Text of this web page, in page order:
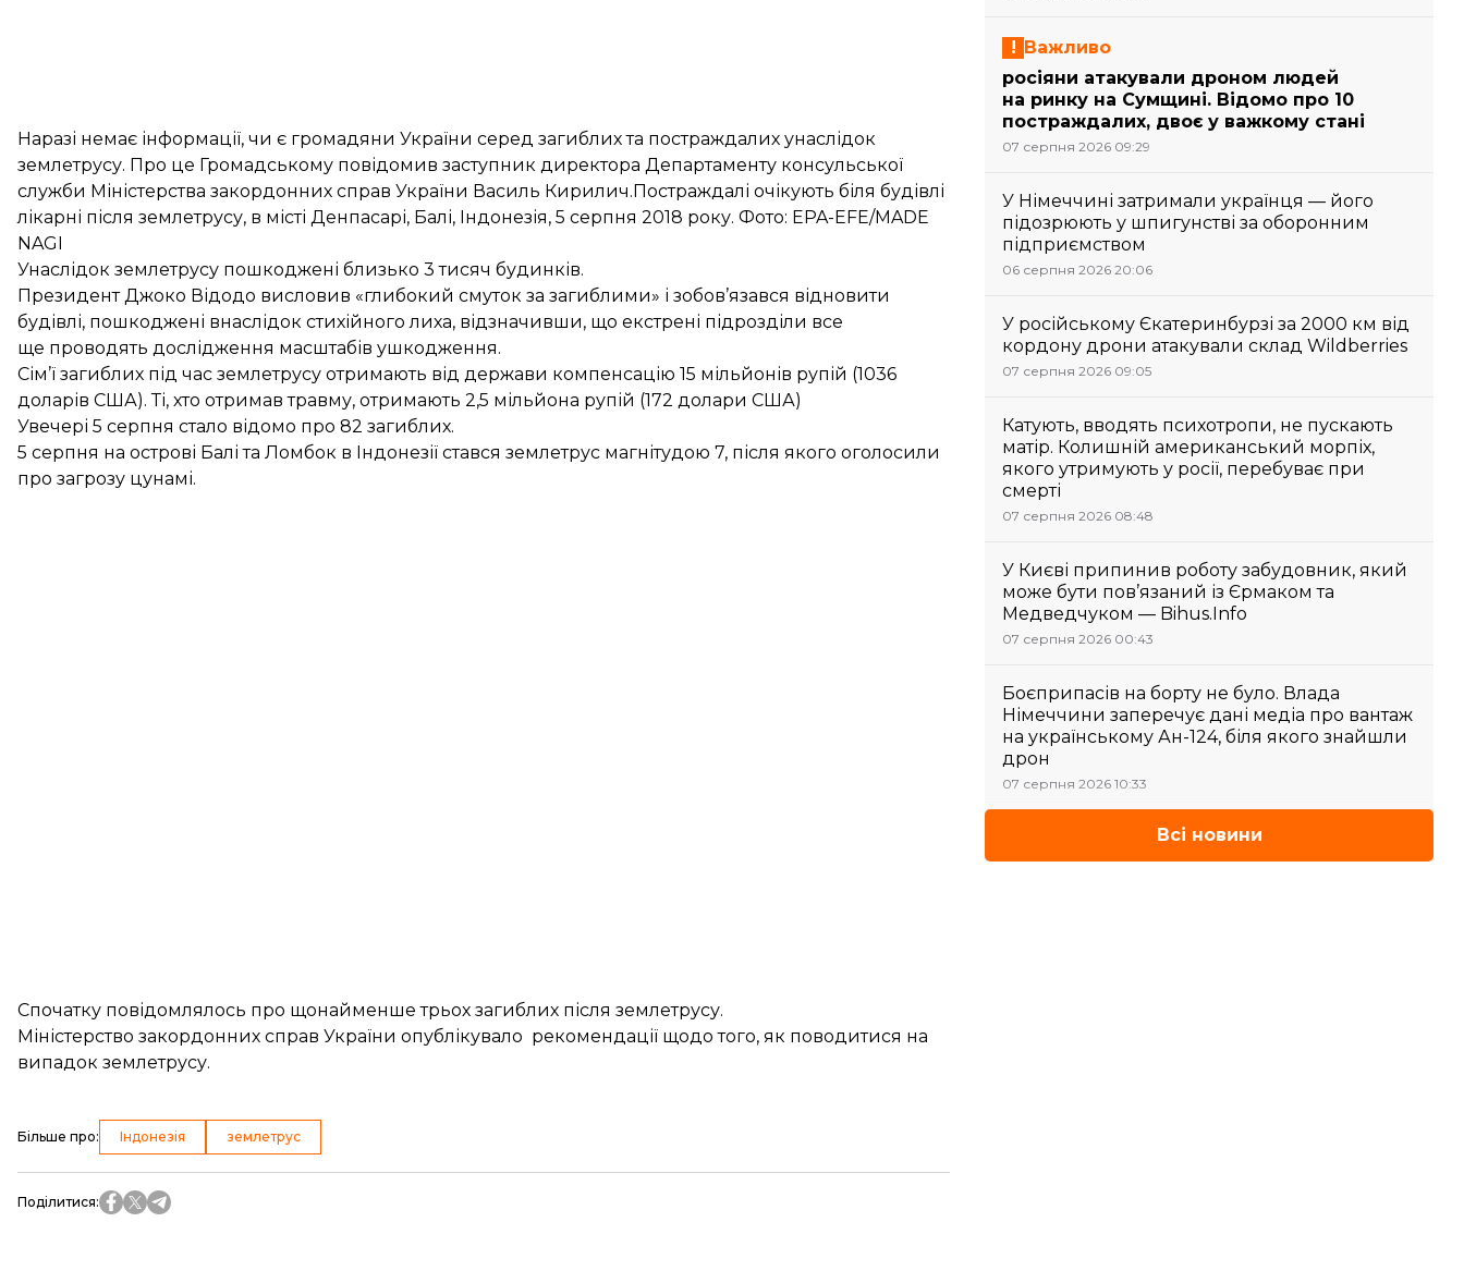
Наразі немає інформації, чи є громадяни України серед загиблих та постраждалих унаслідок
землетрусу. Про це Громадському повідомив заступник директора Департаменту консульської
служби Міністерства закордонних справ України Василь Кирилич.Постраждалі очікують біля будівлі
лікарні після землетрусу, в місті Денпасарі, Балі, Індонезія, 5 серпня 2018 року. Фото: EPA-EFE/MADE
NAGI
Унаслідок землетрусу пошкоджені близько 3 тисяч будинків.
Президент Джоко Відодо висловив «глибокий смуток за загиблими» і зобов’язався відновити
будівлі, пошкоджені внаслідок стихійного лиха, відзначивши, що екстрені підрозділи все
ще проводять дослідження масштабів ушкодження.
Сім’ї загиблих під час землетрусу отримають від держави компенсацію 15 мільйонів рупій (1036
доларів США). Ті, хто отримав травму, отримають 2,5 мільйона рупій (172 долари США)
Увечері 5 серпня стало відомо про 82 загиблих.
5 серпня на острові Балі та Ломбок в Індонезії стався землетрус магнітудою 7, після якого оголосили
про загрозу цунамі.
Спочатку повідомлялось про щонайменше трьох загиблих після землетрусу.
Міністерство закордонних справ України опублікувало рекомендації щодо того, як поводитися на
випадок землетрусу.
Більше про: Індонезія землетрус
Поділитися:
Важливо
росіяни атакували дроном людей
на ринку на Сумщині. Відомо про 10
постраждалих, двоє у важкому стані
07 серпня 2026 09:29
У Німеччині затримали українця — його
підозрюють у шпигунстві за оборонним
підприємством
06 серпня 2026 20:06
У російському Єкатеринбурзі за 2000 км від
кордону дрони атакували склад Wildberries
07 серпня 2026 09:05
Катують, вводять психотропи, не пускають
матір. Колишній американський морпіх,
якого утримують у росії, перебуває при
смерті
07 серпня 2026 08:48
У Києві припинив роботу забудовник, який
може бути пов’язаний із Єрмаком та
Медведчуком — Bihus.Info
07 серпня 2026 00:43
Боєприпасів на борту не було. Влада
Німеччини заперечує дані медіа про вантаж
на українському Ан-124, біля якого знайшли
дрон
07 серпня 2026 10:33
Всі новини